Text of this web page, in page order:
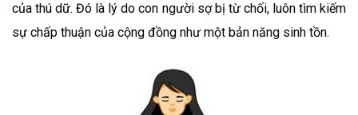
của thú dữ. Đó là lý do con người sợ bị từ chối, luôn tìm kiếm
sự chấp thuận của cộng đồng như một bản năng sinh tồn.